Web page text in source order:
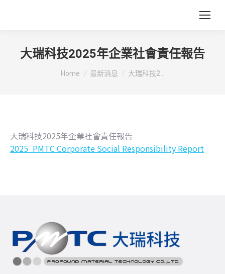
大瑞科技2025年企業社會責任報告
You are here:
Home 最新消息 大瑞科技2...
大瑞科技2025年企業社會責任報告
2025_PMTC Corporate Social Responsibility Report